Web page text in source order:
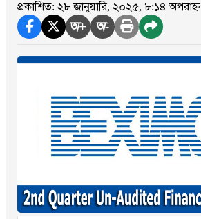
প্রকাশিত: ২৮ জানুয়ারি, ২০২৫, ৮:১৪ অপরাহ্ন
অ+ অ-